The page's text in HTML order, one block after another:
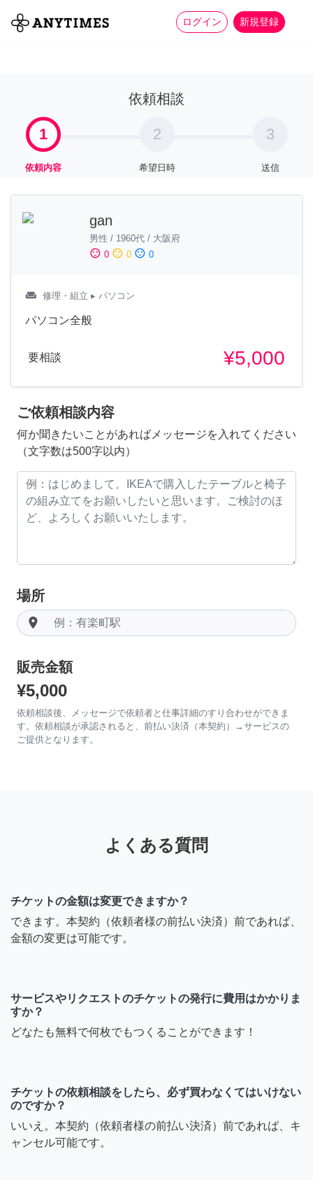
ログイン 新規登録
全て 家事 more_horiz
依頼相談
1
依頼内容
2
希望日時
3
送信
gan
男性 / 1960代 / 大阪府
sentiment_satisfied 0 sentiment_neutral 0 sentiment_dissatisfied 0
weekend 修理・組立 ▸ パソコン
パソコン全般
要相談 ¥5,000
ご依頼相談内容
何か聞きたいことがあればメッセージを入れてください
（文字数は500字以内）
場所
room
販売金額
¥5,000
依頼相談後、メッセージで依頼者と仕事詳細のすり合わせができま
す。依頼相談が承認されると、前払い決済（本契約）→サービスの
ご提供となります。
よくある質問
チケットの金額は変更できますか？
できます。本契約（依頼者様の前払い決済）前であれば、
金額の変更は可能です。
サービスやリクエストのチケットの発行に費用はかかりま
すか？
どなたも無料で何枚でもつくることができます！
チケットの依頼相談をしたら、必ず買わなくてはいけない
のですか？
いいえ。本契約（依頼者様の前払い決済）前であれば、キ
ャンセル可能です。